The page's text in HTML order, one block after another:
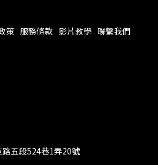
策 服務條款 影片教學 聯繫我們
五段524巷1弄20號